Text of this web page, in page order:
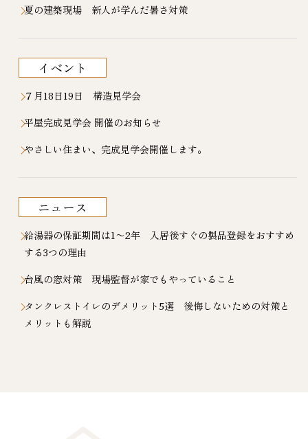
夏の建築現場 新人が学んだ暑さ対策
イベント
７月18日19日 構造見学会
平屋完成見学会 開催のお知らせ
やさしい住まい、完成見学会開催します。
ニュース
給湯器の保証期間は1〜2年 入居後すぐの製品登録をおすすめ
する3つの理由
台風の窓対策 現場監督が家でもやっていること
タンクレストイレのデメリット5選 後悔しないための対策と
メリットも解説